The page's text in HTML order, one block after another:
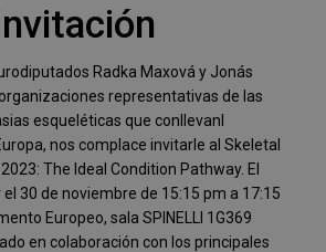
Radka Maxová y Jonás
representativas de las
esqueléticas que conllevanl
nos complace invitarle al Skeletal
The Ideal Condition Pathway. El
30 de noviembre de 15:15 pm a 17:15
Europeo, sala SPINELLI 1G369
en colaboración con los principales